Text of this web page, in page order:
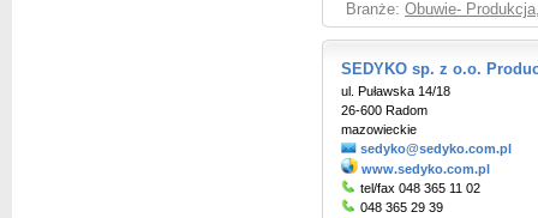
Branże: Obuwie-
SEDYKO sp. z o.o.
ul. Puławska 14/18
26-600 Radom
mazowieckie
sedyko@sedyko.com.pl
www.sedyko.com.pl
tel/fax 048 365 11 02
048 365 29 39